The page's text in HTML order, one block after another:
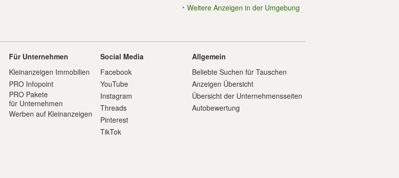
Weitere Anzeigen in der Umgebung
Für Unternehmen
Kleinanzeigen Immobilien
PRO Infopoint
PRO Pakete
für Unternehmen
Werben auf Kleinanzeigen
Social Media
Facebook
YouTube
Instagram
Threads
Pinterest
TikTok
Allgemein
Beliebte Suchen für Tauschen
Anzeigen Übersicht
Übersicht der Unternehmensseiten
Autobewertung